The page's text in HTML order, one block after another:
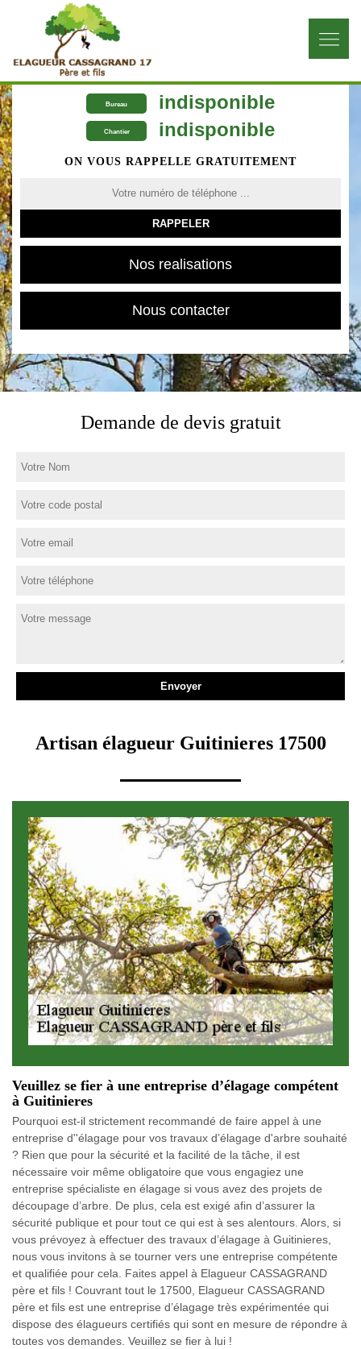
Bureau indisponible
Chantier indisponible
ON VOUS RAPPELLE GRATUITEMENT
Nos realisations
Nous contacter
Demande de devis gratuit
Artisan élagueur Guitinieres 17500
Veuillez se fier à une entreprise d’élagage compétent
à Guitinieres
Pourquoi est-il strictement recommandé de faire appel à une
entreprise d''élagage pour vos travaux d’élagage d'arbre souhaité
? Rien que pour la sécurité et la facilité de la tâche, il est
nécessaire voir même obligatoire que vous engagiez une
entreprise spécialiste en élagage si vous avez des projets de
découpage d’arbre. De plus, cela est exigé afin d’assurer la
sécurité publique et pour tout ce qui est à ses alentours. Alors, si
vous prévoyez à effectuer des travaux d’élagage à Guitinieres,
nous vous invitons à se tourner vers une entreprise compétente
et qualifiée pour cela. Faites appel à Elagueur CASSAGRAND
père et fils ! Couvrant tout le 17500, Elagueur CASSAGRAND
père et fils est une entreprise d’élagage très expérimentée qui
dispose des élagueurs certifiés qui sont en mesure de répondre à
toutes vos demandes. Veuillez se fier à lui !